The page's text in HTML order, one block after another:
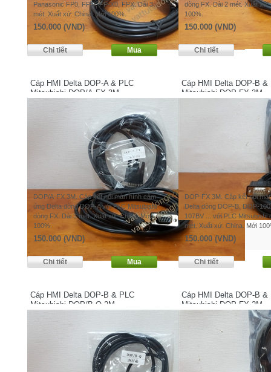
Panasonic FP0, FPG, FP-X0, FPX. Dài 3
mét. Xuất xứ: China. Mới 100%.
150.000 (VND)
dòng FX. Dài 2 mét. Xuất xứ:
100%.
150.000 (VND)
Cáp HMI Delta DOP-A & PLC
Mitsubishi DOP/A-FX 3M
DOP/A-FX 3M. Cáp kết nối màn hình cảm
ứng Delta dòng DOP-A với PLC Mitsubishi
dòng FX. Dài 3 mét. Xuất xứ: China. Mới
100%.
150.000 (VND)
Cáp HMI Delta DOP-B &
Mitsubishi DOP-FX 3M
DOP-FX 3M. Cáp kết nối
Delta dòng DOP-B, DOP-
107BV ... với PLC Mitsubishi
mét. Xuất xứ: China. Mới
150.000 (VND)
Cáp HMI Delta DOP-B & PLC
Mitsubishi DOP/B-Q 2M
Cáp HMI Delta DOP-B &
Mitsubishi DOP-FX 2M